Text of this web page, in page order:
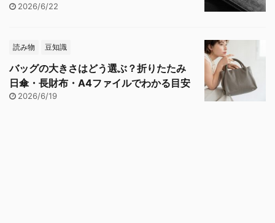
2026/6/22
読み物 豆知識
バッグの大きさはどう選ぶ？折りたたみ
日傘・長財布・A4ファイルでわかる目安
2026/6/19